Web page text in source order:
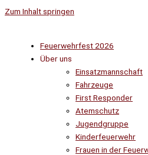
Zum Inhalt springen
Feuerwehrfest 2026
Über uns
Einsatzmannschaft
Fahrzeuge
First Responder
Atemschutz
Jugendgruppe
Kinderfeuerwehr
Frauen in der